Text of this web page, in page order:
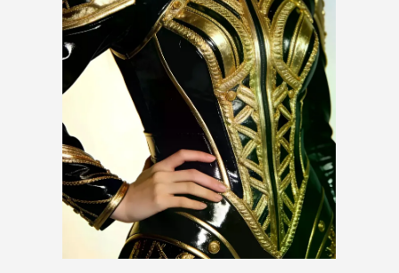
Avatar Video
AI Video
Fotoğraf
Diğer Araçlar
Tüm şablonları görüntüle